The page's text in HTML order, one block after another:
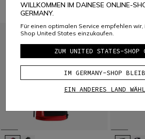
WILLKOMMEN IM DAINESE ONLINE-
GERMANY.
Für einen optimalen Service empfehlen wir,
Shop United States einzukaufen.
ZUM UNITED STATES-SHOP
IM GERMANY-SHOP
EIN ANDERES LAND